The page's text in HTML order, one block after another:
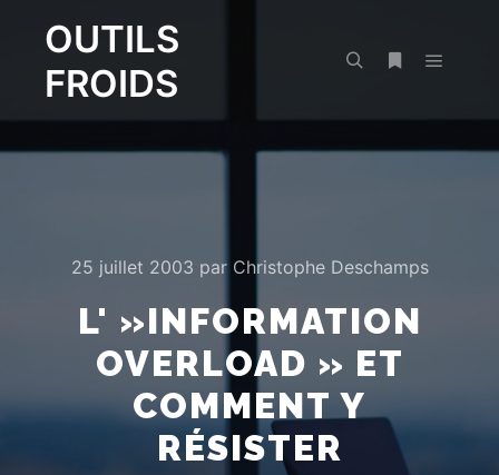
OUTILS
FROIDS
25 juillet 2003 par Christophe Deschamps
L' »INFORMATION
OVERLOAD » ET
COMMENT Y
RÉSISTER